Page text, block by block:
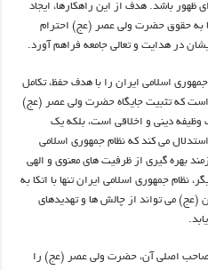
ظهور باشد. هدف از این راهکارها، ایجاد
به حقوق حضرت ولی عصر (عج) احترام
در هدایت و تعالی جامعه فراهم آورد.
اسلامی ایران را با هدف حفظ، تکامل
است که تثبیت جایگاه حضرت ولی عصر (عج)
وظیفه دینی و اخلاقی است، بلکه یک
می کند که نظام جمهوری اسلامی
بهره گیری از ظرفیت های معنوی و الهی
جمهوری اسلامی ایران تنها با اتکا به
(عج) می تواند از چالش ها و تهدیدهای
صاحب اصلی آن، حضرت ولی عصر (عج) را